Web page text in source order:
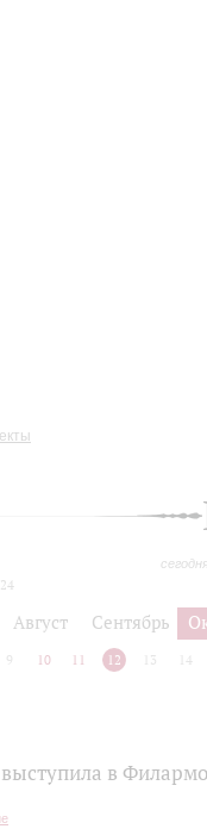
Август Сентябрь
9 10 11 12 13 14
в